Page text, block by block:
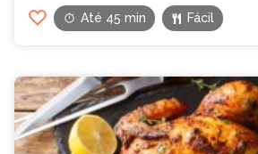
Até 45 min Fácil